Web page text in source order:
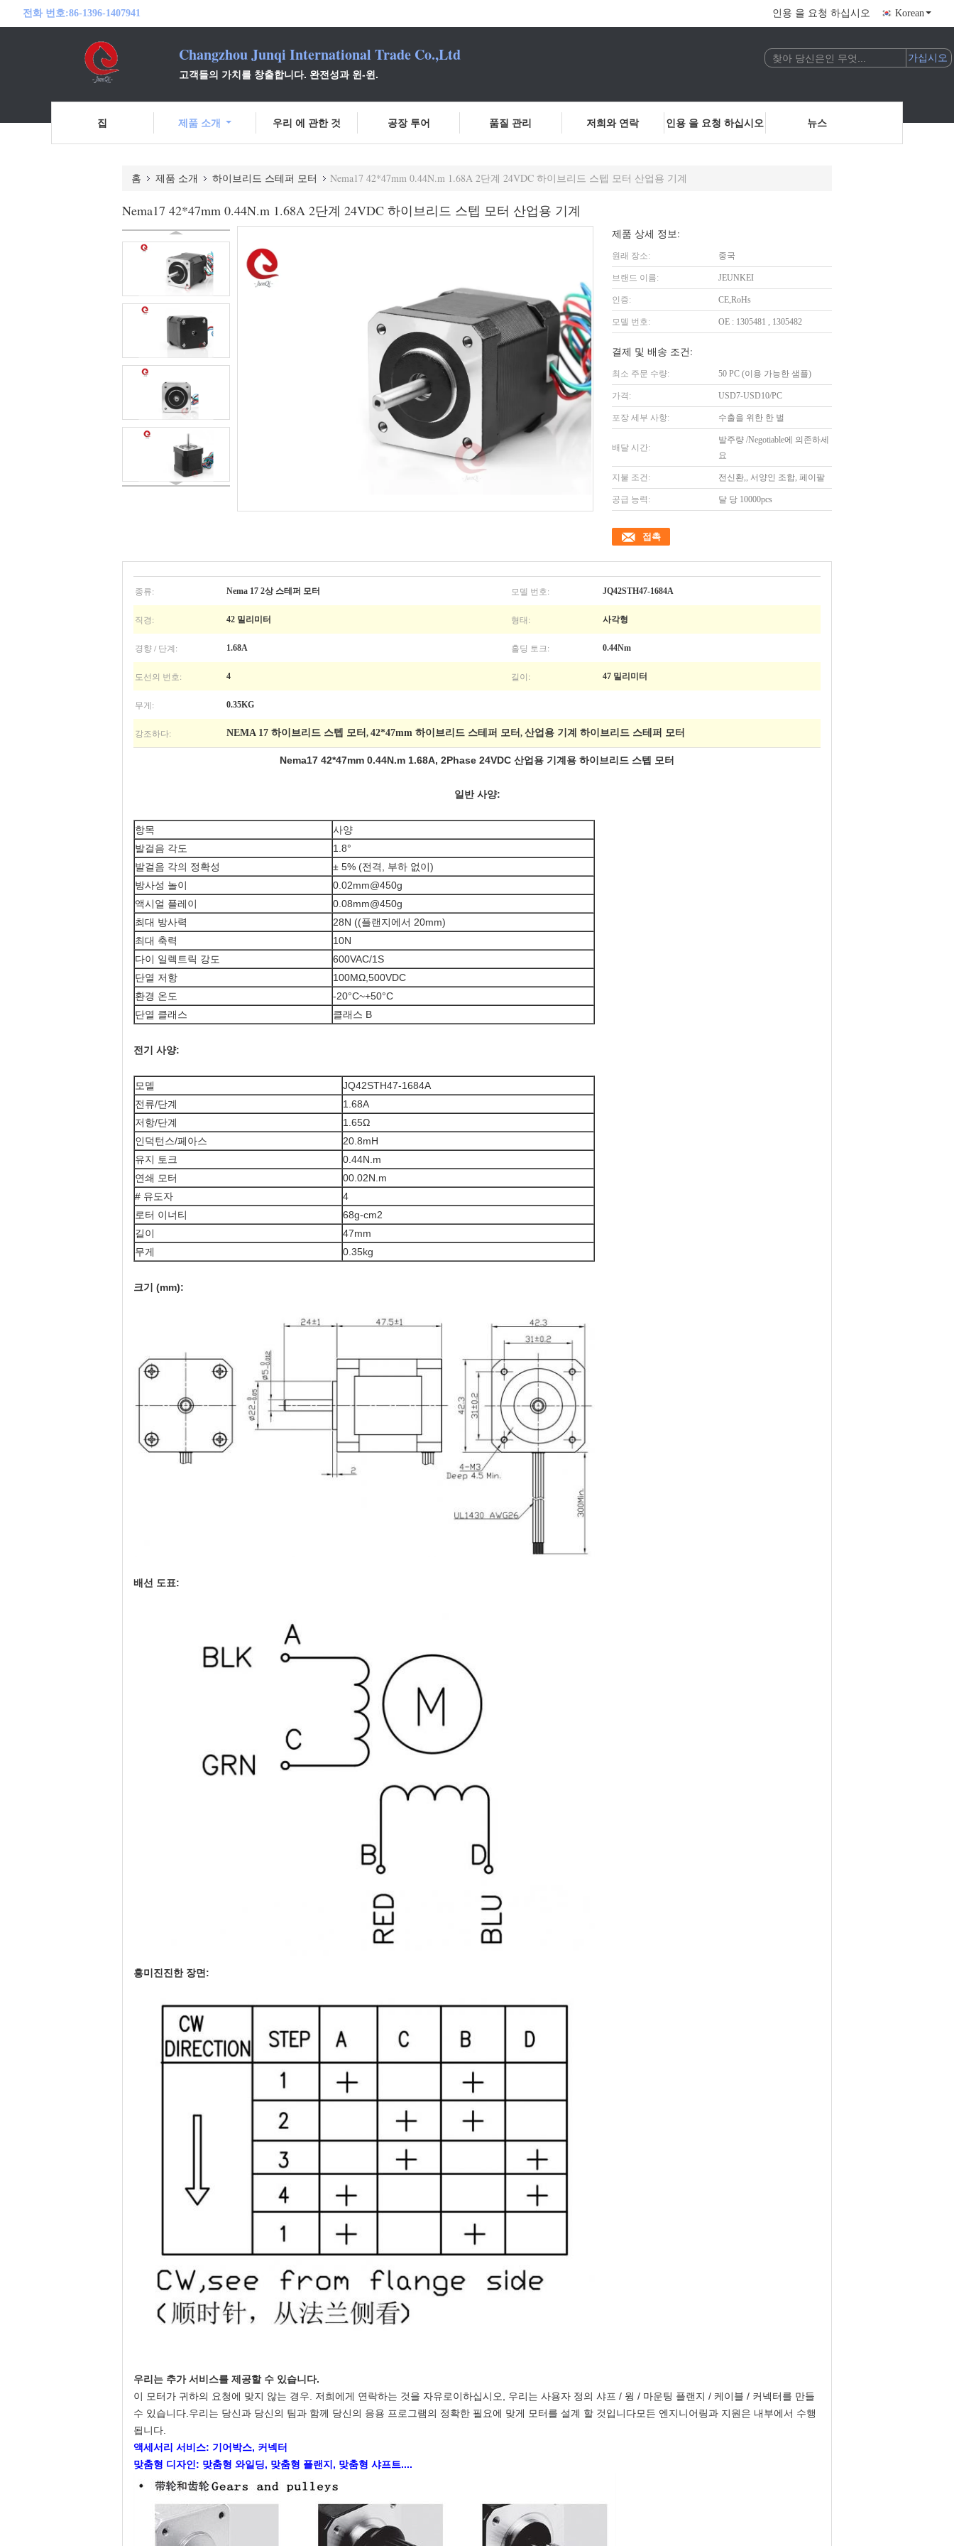
전화 번호:86-1396-1407941 인용 을 요청 하십시오 Korean
Changzhou Junqi International Trade Co.,Ltd
고객들의 가치를 창출합니다. 완전성과 윈-윈.
집 제품 소개 우리 에 관한 것 공장 투어 품질 관리 저희와 연락 인용 을 요청 하십시오 뉴스
홈 제품 소개 하이브리드 스테퍼 모터 Nema17 42*47mm 0.44N.m 1.68A 2단계 24VDC 하이브리드 스텝 모터 산업용 기계
Nema17 42*47mm 0.44N.m 1.68A 2단계 24VDC 하이브리드 스텝 모터 산업용 기계
제품 상세 정보:
원래 장소: 중국
브랜드 이름: JEUNKEI
인증: CE,RoHs
모델 번호: OE : 1305481 , 1305482
결제 및 배송 조건:
최소 주문 수량: 50 PC (이용 가능한 샘플)
가격: USD7-USD10/PC
포장 세부 사항: 수출을 위한 한 벌
배달 시간:
발주량 /Negotiable에 의존하세
요
지불 조건: 전신환,, 서양인 조합, 페이팔
공급 능력: 달 당 10000pcs
접촉
종류: Nema 17 2상 스테퍼 모터 모델 번호: JQ42STH47-1684A
직경: 42 밀리미터 형태: 사각형
경향 / 단계: 1.68A 홀딩 토크: 0.44Nm
도선의 번호: 4 길이: 47 밀리미터
무게: 0.35KG
강조하다: NEMA 17 하이브리드 스텝 모터 , 42*47mm 하이브리드 스테퍼 모터 , 산업용 기계 하이브리드 스테퍼 모터
Nema17 42*47mm 0.44N.m 1.68A, 2Phase 24VDC 산업용 기계용 하이브리드 스텝 모터
일반 사양:
항목
사양
발걸음 각도
1.8°
발걸음 각의 정확성
± 5% (전격, 부하 없이)
방사성 놀이
0.02mm@450g
액시얼 플레이
0.08mm@450g
최대 방사력
28N ((플랜지에서 20mm)
최대 축력
10N
다이 일렉트릭 강도
600VAC/1S
단열 저항
100MΩ,500VDC
환경 온도
-20°C~+50°C
단열 클래스
클래스 B
전기 사양:
모델
JQ42STH47-1684A
전류/단계
1.68A
저항/단계
1.65Ω
인덕턴스/페아스
20.8mH
유지 토크
0.44N.m
연쇄 모터
00.02N.m
# 유도자
4
로터 이너티
68g-cm2
길이
47mm
무게
0.35kg
크기 (mm):
배선 도표:
흥미진진한 장면:
우리는 추가 서비스를 제공할 수 있습니다.
이 모터가 귀하의 요청에 맞지 않는 경우. 저희에게 연락하는 것을 자유로이하십시오, 우리는 사용자 정의 샤프 / 윙 / 마운팅 플랜지 / 케이블 / 커넥터를 만들
수 있습니다.우리는 당신과 당신의 팀과 함께 당신의 응용 프로그램의 정확한 필요에 맞게 모터를 설계 할 것입니다모든 엔지니어링과 지원은 내부에서 수행
됩니다.
액세서리 서비스: 기어박스, 커넥터
맞춤형 디자인: 맞춤형 와일딩, 맞춤형 플랜지, 맞춤형 샤프트....